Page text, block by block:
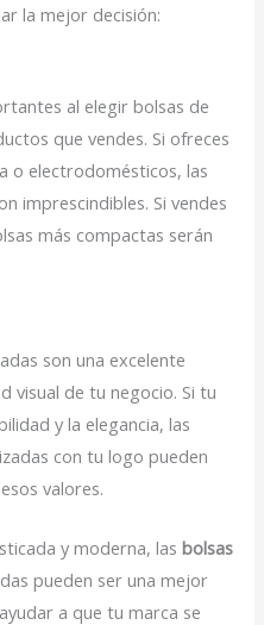
la mejor decisión:
al elegir bolsas de
que vendes. Si ofreces
o electrodomésticos, las
imprescindibles. Si vendes
más compactas serán
son una excelente
visual de tu negocio. Si tu
y la elegancia, las
con tu logo pueden
valores.
y moderna, lasbolsas
pueden ser una mejor
a que tu marca se